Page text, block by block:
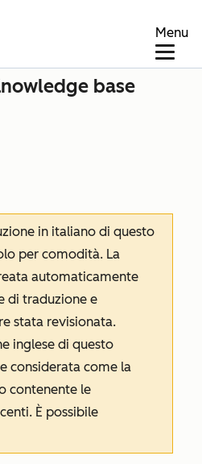
Menu
base
in italiano di questo
per comodità. La
automaticamente
di traduzione e
stata revisionata.
inglese di questo
considerata come la
contenente le
È possibile